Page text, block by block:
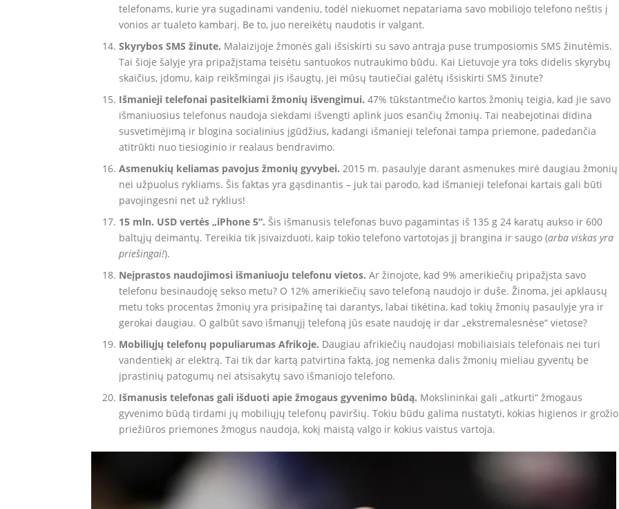
telefonams, kurie yra sugadinami vandeniu, todėl niekuomet nepatariama savo mobiliojo telefono neštis į
vonios ar tualeto kambarį. Be to, juo nereikėtų naudotis ir valgant.
Skyrybos SMS žinute. Malaizijoje žmonės gali išsiskirti su savo antrąja puse trumposiomis SMS žinutėmis.
Tai šioje šalyje yra pripažįstama teisėtu santuokos nutraukimo būdu. Kai Lietuvoje yra toks didelis skyrybų
skaičius, įdomu, kaip reikšmingai jis išaugtų, jei mūsų tautiečiai galėtų išsiskirti SMS žinute?
Išmanieji telefonai pasitelkiami žmonių išvengimui. 47% tūkstantmečio kartos žmonių teigia, kad jie savo
išmaniuosius telefonus naudoja siekdami išvengti aplink juos esančių žmonių. Tai neabejotinai didina
susvetimėjimą ir blogina socialinius įgūdžius, kadangi išmanieji telefonai tampa priemone, padedančia
atitrūkti nuo tiesioginio ir realaus bendravimo.
Asmenukių keliamas pavojus žmonių gyvybei. 2015 m. pasaulyje darant asmenukes mirė daugiau žmonių
nei užpuolus rykliams. Šis faktas yra gąsdinantis – juk tai parodo, kad išmanieji telefonai kartais gali būti
pavojingesni net už ryklius!
15 mln. USD vertės „iPhone 5“. Šis išmanusis telefonas buvo pagamintas iš 135 g 24 karatų aukso ir 600
baltųjų deimantų. Tereikia tik įsivaizduoti, kaip tokio telefono vartotojas jį brangina ir saugo (arba viskas yra
priešingai!).
Neįprastos naudojimosi išmaniuoju telefonu vietos. Ar žinojote, kad 9% amerikiečių pripažįsta savo
telefonu besinaudoję sekso metu? O 12% amerikiečių savo telefoną naudojo ir duše. Žinoma, jei apklausų
metu toks procentas žmonių yra prisipažinę tai darantys, labai tikėtina, kad tokių žmonių pasaulyje yra ir
gerokai daugiau. O galbūt savo išmanųjį telefoną jūs esate naudoję ir dar „ekstremalesnėse“ vietose?
Mobiliųjų telefonų populiarumas Afrikoje. Daugiau afrikiečių naudojasi mobiliaisiais telefonais nei turi
vandentiekį ar elektrą. Tai tik dar kartą patvirtina faktą, jog nemenka dalis žmonių mieliau gyventų be
įprastinių patogumų nei atsisakytų savo išmaniojo telefono.
Išmanusis telefonas gali išduoti apie žmogaus gyvenimo būdą. Mokslininkai gali „atkurti“ žmogaus
gyvenimo būdą tirdami jų mobiliųjų telefonų paviršių. Tokiu būdu galima nustatyti, kokias higienos ir grožio
priežiūros priemones žmogus naudoja, kokį maistą valgo ir kokius vaistus vartoja.